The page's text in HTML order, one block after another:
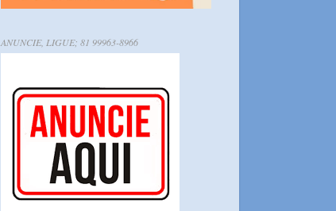
ANUNCIE, LIGUE; 81 99963-8966